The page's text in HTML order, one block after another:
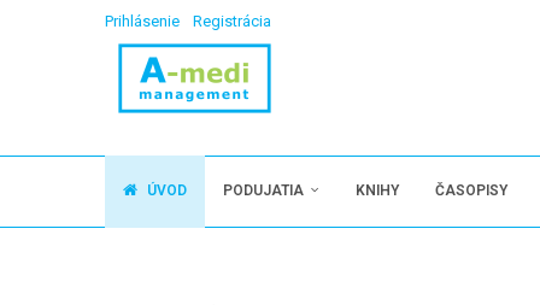
Prihlásenie Registrácia
ÚVOD PODUJATIA KNIHY ČASOPISY